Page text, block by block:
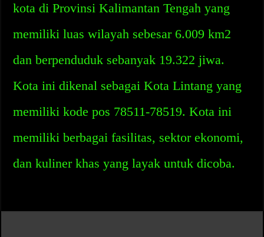
kota di Provinsi Kalimantan Tengah yang
memiliki luas wilayah sebesar 6.009 km2
dan berpenduduk sebanyak 19.322 jiwa.
Kota ini dikenal sebagai Kota Lintang yang
memiliki kode pos 78511-78519. Kota ini
memiliki berbagai fasilitas, sektor ekonomi,
dan kuliner khas yang layak untuk dicoba.